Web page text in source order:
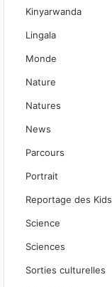
Kinyarwanda
Lingala
Monde
Nature
Natures
News
Parcours
Portrait
Reportage des Kids
Science
Sciences
Sorties culturelles